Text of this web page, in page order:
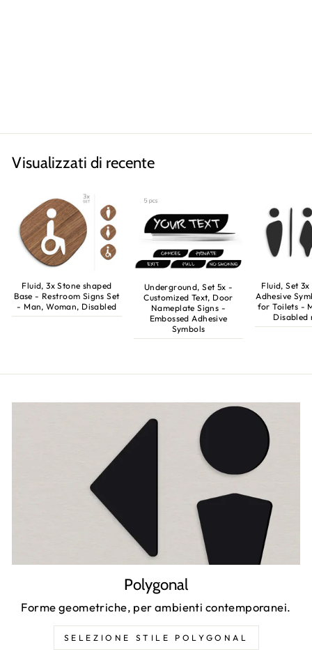
Visualizzati di recente
Fluid, 3x Stone shaped
Base - Restroom Signs Set
- Man, Woman, Disabled
Underground, Set 5x -
Customized Text, Door
Nameplate Signs -
Embossed Adhesive
Symbols
Fluid, Set
Adhesive
for Toilets -
Disabled
Polygonal
Forme geometriche, per ambienti contemporanei.
SELEZIONE STILE POLYGONAL